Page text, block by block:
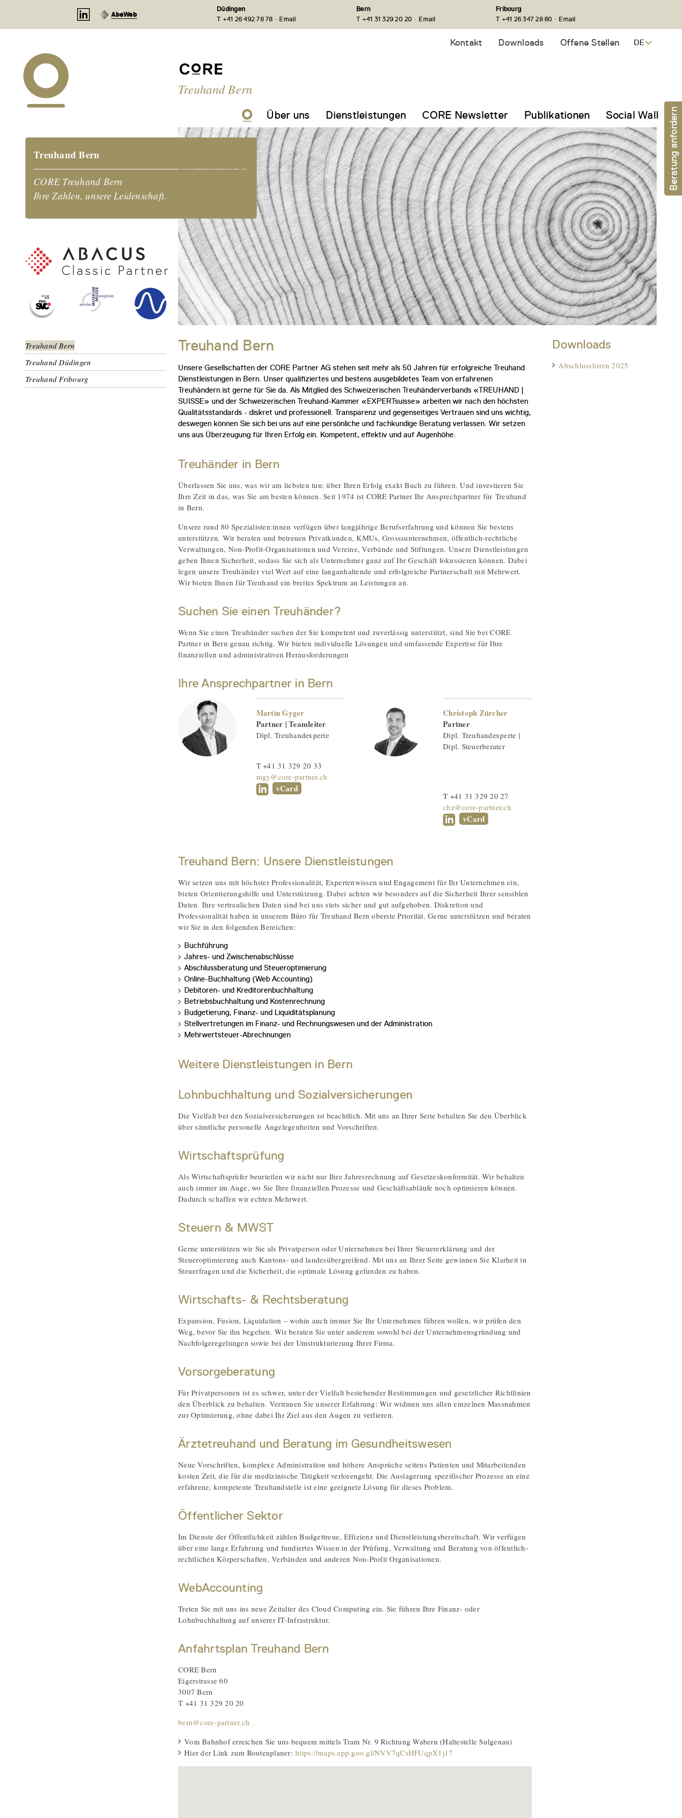
AbaWeb
Düdingen
T +41 26 492 78 78 · Email
Bern
T +41 31 329 20 20 · Email
Fribourg
T +41 26 347 28 80 · Email
Kontakt Downloads Offene Stellen DE
Treuhand Bern
Über uns Dienstleistungen CORE Newsletter Publikationen Social Wall
Treuhand Bern
CORE Treuhand Bern
Ihre Zahlen, unsere Leidenschaft.
Treuhand Bern
Treuhand Düdingen
Treuhand Fribourg
Treuhand Bern
Unsere Gesellschaften der CORE Partner AG stehen seit mehr als 50 Jahren für erfolgreiche Treuhand
Dienstleistungen in Bern. Unser qualifiziertes und bestens ausgebildetes Team von erfahrenen
Treuhändern ist gerne für Sie da. Als Mitglied des Schweizerischen Treuhänderverbands «TREUHAND |
SUISSE» und der Schweizerischen Treuhand-Kammer «EXPERTsuisse» arbeiten wir nach den höchsten
Qualitätsstandards - diskret und professionell. Transparenz und gegenseitiges Vertrauen sind uns wichtig,
deswegen können Sie sich bei uns auf eine persönliche und fachkundige Beratung verlassen. Wir setzen
uns aus Überzeugung für Ihren Erfolg ein. Kompetent, effektiv und auf Augenhöhe.
Treuhänder in Bern
Überlassen Sie uns, was wir am liebsten tun: über Ihren Erfolg exakt Buch zu führen. Und investieren Sie
Ihre Zeit in das, was Sie am besten können. Seit 1974 ist CORE Partner Ihr Ansprechpartner für Treuhand
in Bern.
Unsere rund 80 Spezialisten:innen verfügen über langjährige Berufserfahrung und können Sie bestens
unterstützen. Wir beraten und betreuen Privatkunden, KMUs, Grosssunternehmen, öffentlich-rechtliche
Verwaltungen, Non-Profit-Organisationen und Vereine, Verbände und Stiftungen. Unsere Dienstleistungen
geben Ihnen Sicherheit, sodass Sie sich als Unternehmer ganz auf Ihr Geschäft fokussieren können. Dabei
legen unsere Treuhänder viel Wert auf eine langanhaltende und erfolgreiche Partnerschaft mit Mehrwert.
Wir bieten Ihnen für Treuhand ein breites Spektrum an Leistungen an.
Suchen Sie einen Treuhänder?
Wenn Sie einen Treuhänder suchen der Sie kompetent und zuverlässig unterstützt, sind Sie bei CORE
Partner in Bern genau richtig. Wir bieten individuelle Lösungen und umfassende Expertise für Ihre
finanziellen und administrativen Herausforderungen
Ihre Ansprechpartner in Bern
Martin Gyger
Partner | Teamleiter
Dipl. Treuhandexperte
T +41 31 329 20 33
mgy@core-partner.ch
vCard
Christoph Zürcher
Partner
Dipl. Treuhandexperte |
Dipl. Steuerberater
T +41 31 329 20 27
chz@core-partner.ch
vCard
Treuhand Bern: Unsere Dienstleistungen
Wir setzen uns mit höchster Professionalität, Expertenwissen und Engagement für Ihr Unternehmen ein,
bieten Orientierungshilfe und Unterstützung. Dabei achten wir besonders auf die Sicherheit Ihrer sensiblen
Daten. Ihre vertraulichen Daten sind bei uns stets sicher und gut aufgehoben. Diskretion und
Professionalität haben in unserem Büro für Treuhand Bern oberste Priorität. Gerne unterstützen und beraten
wir Sie in den folgenden Bereichen:
Buchführung
Jahres- und Zwischenabschlüsse
Abschlussberatung und Steueroptimierung
Online-Buchhaltung (Web Accounting)
Debitoren- und Kreditorenbuchhaltung
Betriebsbuchhaltung und Kostenrechnung
Budgetierung, Finanz- und Liquiditätsplanung
Stellvertretungen im Finanz- und Rechnungswesen und der Administration
Mehrwertsteuer-Abrechnungen
Weitere Dienstleistungen in Bern
Lohnbuchhaltung und Sozialversicherungen
Die Vielfalt bei den Sozialversicherungen ist beachtlich. Mit uns an Ihrer Seite behalten Sie den Überblick
über sämtliche personelle Angelegenheiten und Vorschriften.
Wirtschaftsprüfung
Als Wirtschaftsprüfer beurteilen wir nicht nur Ihre Jahresrechnung auf Gesetzeskonformität. Wir behalten
auch immer im Auge, wo Sie Ihre finanziellen Prozesse und Geschäftsabläufe noch optimieren können.
Dadurch schaffen wir echten Mehrwert.
Steuern & MWST
Gerne unterstützen wir Sie als Privatperson oder Unternehmen bei Ihrer Steuererklärung und der
Steueroptimierung auch Kantons- und landesübergreifend. Mit uns an Ihrer Seite gewinnen Sie Klarheit in
Steuerfragen und die Sicherheit, die optimale Lösung gefunden zu haben.
Wirtschafts- & Rechtsberatung
Expansion, Fusion, Liquidation – wohin auch immer Sie Ihr Unternehmen führen wollen, wir prüfen den
Weg, bevor Sie ihn begehen. Wir beraten Sie unter anderem sowohl bei der Unternehmensgründung und
Nachfolgeregelungen sowie bei der Umstrukturierung Ihrer Firma.
Vorsorgeberatung
Für Privatpersonen ist es schwer, unter der Vielfalt bestehender Bestimmungen und gesetzlicher Richtlinien
den Überblick zu behalten. Vertrauen Sie unserer Erfahrung: Wir widmen uns allen einzelnen Massnahmen
zur Optimierung, ohne dabei Ihr Ziel aus den Augen zu verlieren.
Ärztetreuhand und Beratung im Gesundheitswesen
Neue Vorschriften, komplexe Administration und höhere Ansprüche seitens Patienten und Mitarbeitenden
kosten Zeit, die für die medizinische Tätigkeit verlorengeht. Die Auslagerung spezifischer Prozesse an eine
erfahrene, kompetente Treuhandstelle ist eine geeignete Lösung für dieses Problem.
Öffentlicher Sektor
Im Dienste der Öffentlichkeit zählen Budgettreue, Effizienz und Dienstleistungsbereitschaft. Wir verfügen
über eine lange Erfahrung und fundiertes Wissen in der Prüfung, Verwaltung und Beratung von öffentlich-
rechtlichen Körperschaften, Verbänden und anderen Non-Profit Organisationen.
WebAccounting
Treten Sie mit uns ins neue Zeitalter des Cloud Computing ein. Sie führen Ihre Finanz- oder
Lohnbuchhaltung auf unserer IT-Infrastruktur.
Anfahrtsplan Treuhand Bern
CORE Bern
Eigerstrasse 60
3007 Bern
T +41 31 329 20 20
bern@core-partner.ch
Vom Bahnhof erreichen Sie uns bequem mittels Tram Nr. 9 Richtung Wabern (Haltestelle Sulgenau)
Hier der Link zum Routenplaner: https://maps.app.goo.gl/NVV7qCsHFUqpX1j17
Downloads
Abschlusslisten 2025
Beratung anfordern